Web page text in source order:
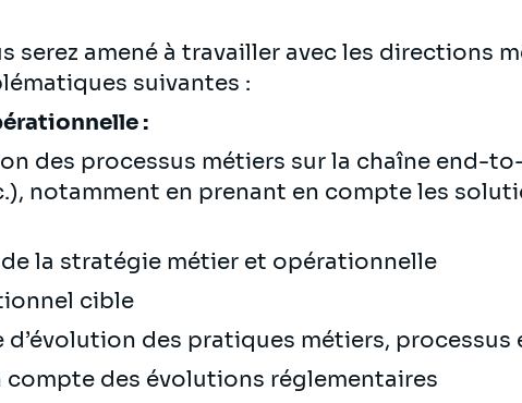
serez amené à travailler avec les directions
suivantes :
:
des processus métiers sur la chaîne end-
notamment en prenant en compte les
la stratégie métier et opérationnelle
cible
des pratiques métiers,
compte des évolutions réglementaires